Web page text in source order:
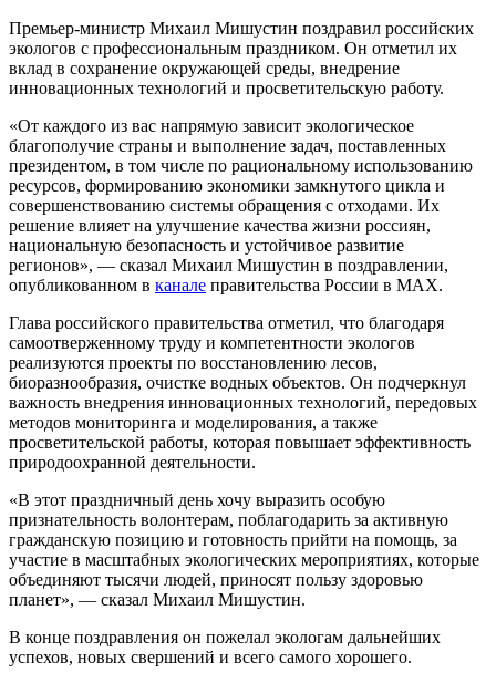
Премьер-министр Михаил Мишустин поздравил российских
экологов с профессиональным праздником. Он отметил их
вклад в сохранение окружающей среды, внедрение
инновационных технологий и просветительскую работу.
«От каждого из вас напрямую зависит экологическое
благополучие страны и выполнение задач, поставленных
президентом, в том числе по рациональному использованию
ресурсов, формированию экономики замкнутого цикла и
совершенствованию системы обращения с отходами. Их
решение влияет на улучшение качества жизни россиян,
национальную безопасность и устойчивое развитие
регионов», — сказал Михаил Мишустин в поздравлении,
опубликованном в канале правительства России в МАХ.
Глава российского правительства отметил, что благодаря
самоотверженному труду и компетентности экологов
реализуются проекты по восстановлению лесов,
биоразнообразия, очистке водных объектов. Он подчеркнул
важность внедрения инновационных технологий, передовых
методов мониторинга и моделирования, а также
просветительской работы, которая повышает эффективность
природоохранной деятельности.
«В этот праздничный день хочу выразить особую
признательность волонтерам, поблагодарить за активную
гражданскую позицию и готовность прийти на помощь, за
участие в масштабных экологических мероприятиях, которые
объединяют тысячи людей, приносят пользу здоровью
планет», — сказал Михаил Мишустин.
В конце поздравления он пожелал экологам дальнейших
успехов, новых свершений и всего самого хорошего.